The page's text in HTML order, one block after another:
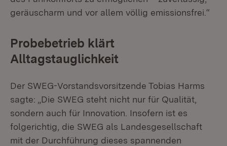
geräuscharm und vor allem völlig emissionsfrei.“
Probebetrieb klärt
Alltagstauglichkeit
Der SWEG-Vorstandsvorsitzende Tobias Harms
sagte: „Die SWEG steht nicht nur für Qualität,
sondern auch für Innovation. Insofern ist es
folgerichtig, die SWEG als Landesgesellschaft
mit der Durchführung dieses spannenden